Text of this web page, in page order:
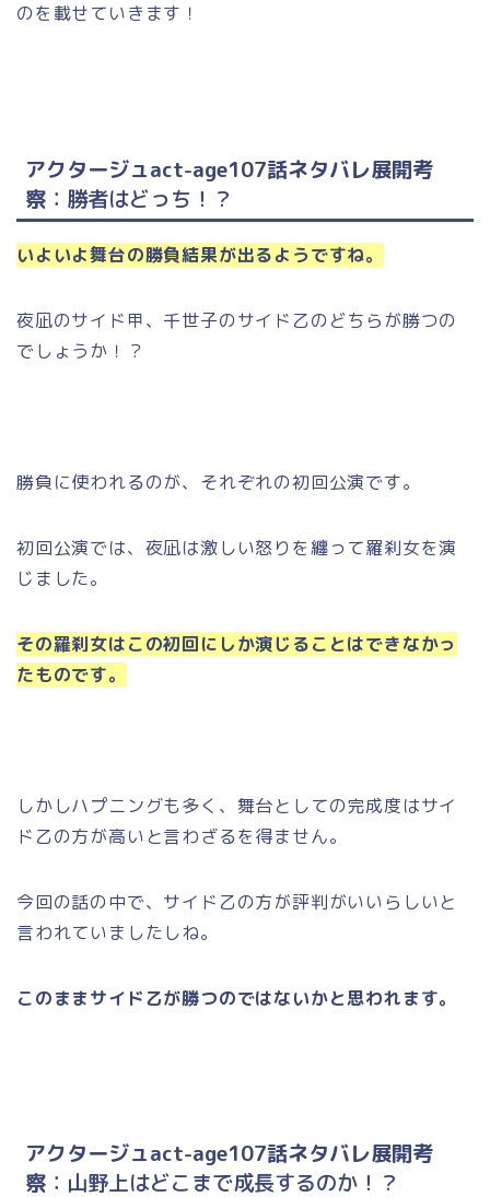
のを載せていきます！
アクタージュact-age107話ネタバレ展開考
察 ：勝者はどっち！？
いよいよ舞台の勝負結果が出るようですね。
夜凪のサイド甲、千世子のサイド乙のどちらが勝つの
でしょうか！？
勝負に使われるのが、それぞれの初回公演です。
初回公演では、夜凪は激しい怒りを纏って羅刹女を演
じました。
その羅刹女はこの初回にしか演じることはできなかっ
たものです。
しかしハプニングも多く、舞台としての完成度はサイ
ド乙の方が高いと言わざるを得ません。
今回の話の中で、サイド乙の方が評判がいいらしいと
言われていましたしね。
このままサイド乙が勝つのではないかと思われます。
アクタージュact-age107話ネタバレ展開考
察 ：山野上はどこまで成長するのか！？